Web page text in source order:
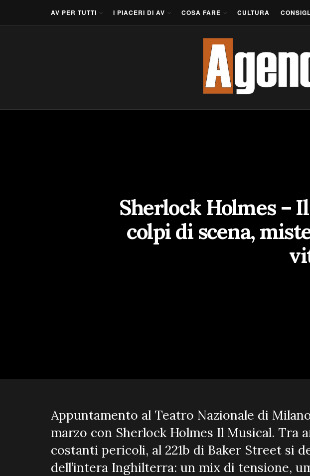
AV PER TUTTI I PIACERI DI AV COSA FARE CULTURA
Sherlock Holmes –
colpi di scena,
Appuntamento al Teatro Nazionale di
marzo con Sherlock Holmes Il Musical. Tra
costanti pericoli, al 221b di Baker Street si
dell’intera Inghilterra: un mix di tensione,